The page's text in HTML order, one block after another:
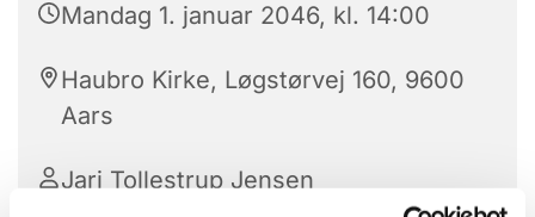
Mandag 1. januar 2046, kl. 14:00
Haubro Kirke, Løgstørvej 160, 9600
Aars
Jari Tollestrup Jensen